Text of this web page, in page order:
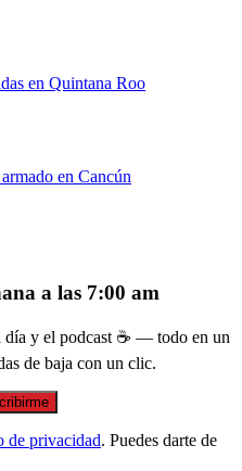
en Quintana Roo
en Cancún
a las 7:00 am
día y el podcast ☕ — todo en un
de baja con un clic.
de privacidad. Puedes darte de